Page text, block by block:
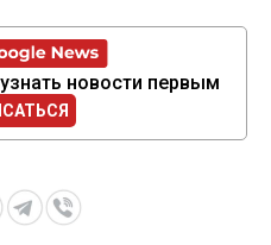
новости первым